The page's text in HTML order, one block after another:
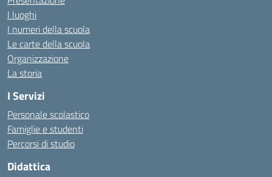
I luoghi
I numeri della scuola
Le carte della scuola
Organizzazione
La storia
I Servizi
Personale scolastico
Famiglie e studenti
Percorsi di studio
Didattica